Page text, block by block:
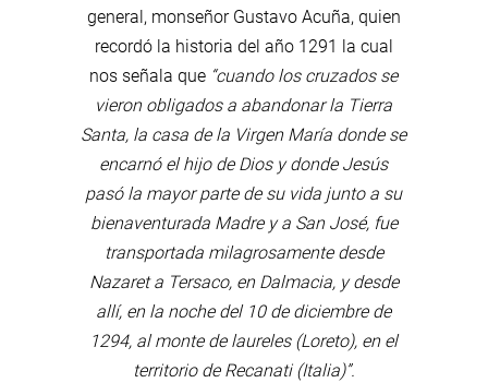
general, monseñor Gustavo Acuña, quien
recordó la historia del año 1291 la cual
nos señala que “cuando los cruzados se
vieron obligados a abandonar la Tierra
Santa, la casa de la Virgen María donde se
encarnó el hijo de Dios y donde Jesús
pasó la mayor parte de su vida junto a su
bienaventurada Madre y a San José, fue
transportada milagrosamente desde
Nazaret a Tersaco, en Dalmacia, y desde
allí, en la noche del 10 de diciembre de
1294, al monte de laureles (Loreto), en el
territorio de Recanati (Italia)”.